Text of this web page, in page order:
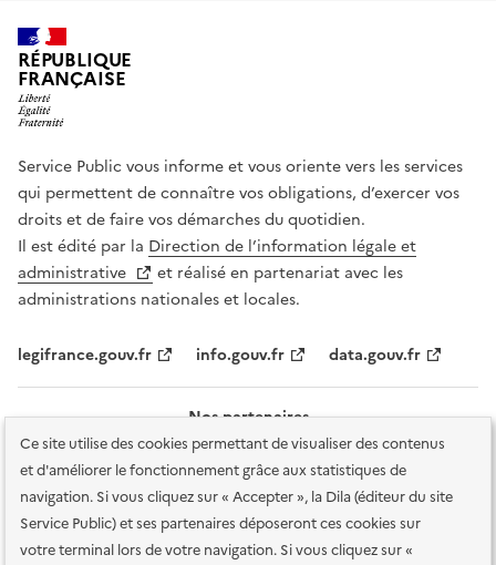
Ce site utilise des cookies permettant de visualiser des contenus
et d'améliorer le fonctionnement grâce aux statistiques de
navigation. Si vous cliquez sur « Accepter », la Dila (éditeur du site
Service Public) et ses partenaires déposeront ces cookies sur
votre terminal lors de votre navigation. Si vous cliquez sur «
RÉPUBLIQUE
FRANÇAISE
Service Public vous informe et vous oriente vers les services
qui permettent de connaître vos obligations, d’exercer vos
droits et de faire vos démarches du quotidien.
Il est édité par la Direction de l’information légale et
administrative
et réalisé en partenariat avec les
administrations nationales et locales.
legifrance.gouv.fr info.gouv.fr data.gouv.fr
Nos partenaires
Plan du site Accessibilité : totalement conforme Accessibilité des